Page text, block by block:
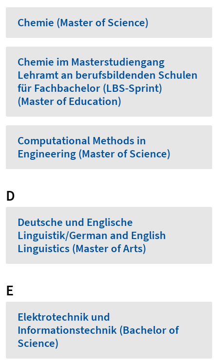
Chemie (Master of Science)
Chemie im Masterstudiengang
Lehramt an berufsbildenden Schulen
für Fachbachelor (LBS-Sprint)
(Master of Education)
Computational Methods in
Engineering (Master of Science)
D
Deutsche und Englische
Linguistik/German and English
Linguistics (Master of Arts)
E
Elektrotechnik und
Informationstechnik (Bachelor of
Science)